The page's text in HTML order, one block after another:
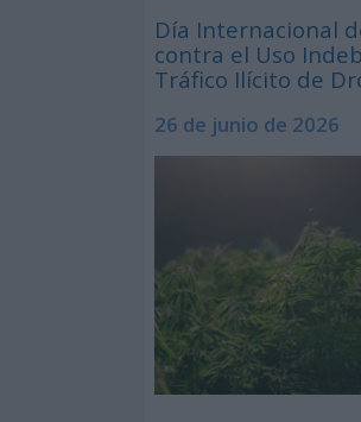
Día Internacional
contra el Uso
Tráfico Ilícito de
26 de junio de 2026